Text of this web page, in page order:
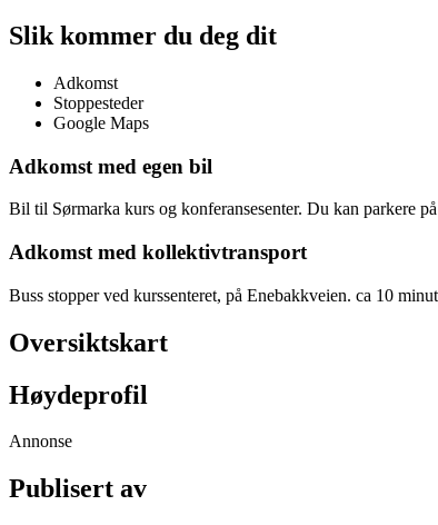
Slik kommer du deg dit
Adkomst
Stoppesteder
Google Maps
Adkomst med egen bil
Bil til Sørmarka kurs og konferansesenter. Du kan parkere
Adkomst med kollektivtransport
Buss stopper ved kurssenteret, på Enebakkveien. ca 10
Oversiktskart
Høydeprofil
Annonse
Publisert av